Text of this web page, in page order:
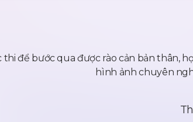
thi để bước qua được rào cản bản thân,
hình ảnh chuyên